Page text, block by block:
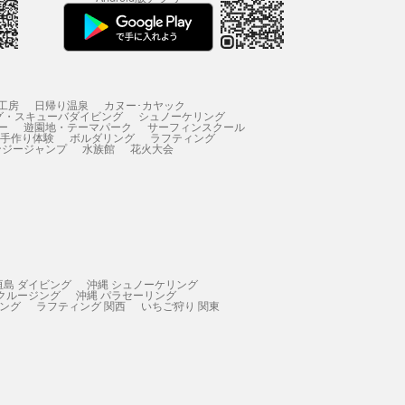
房 日帰り温泉 カヌー･カヤック
・スキューバダイビング シュノーケリング
遊園地・テーマパーク サーフィンスクール
作り体験 ボルダリング ラフティング
ージャンプ 水族館 花火大会
島 ダイビング 沖縄 シュノーケリング
ルージング 沖縄 パラセーリング
グ ラフティング 関西 いちご狩り 関東